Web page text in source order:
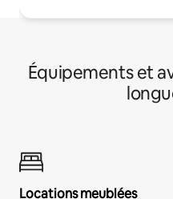
Équipements et
Locations meublées